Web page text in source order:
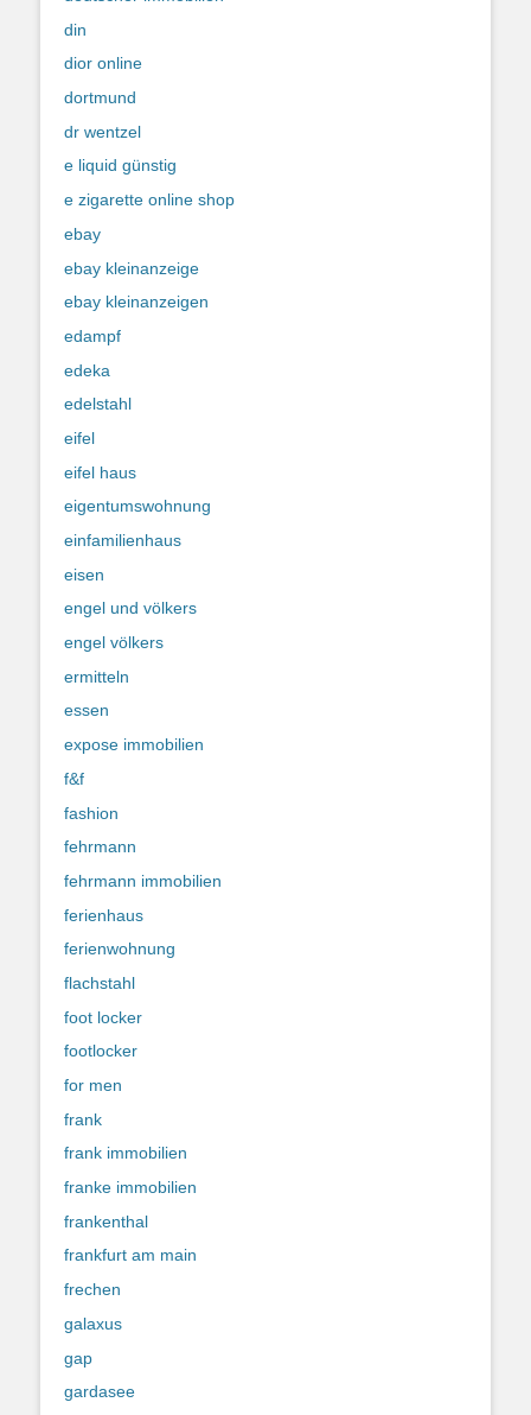
din
dior online
dortmund
dr wentzel
e liquid günstig
e zigarette online shop
ebay
ebay kleinanzeige
ebay kleinanzeigen
edampf
edeka
edelstahl
eifel
eifel haus
eigentumswohnung
einfamilienhaus
eisen
engel und völkers
engel völkers
ermitteln
essen
expose immobilien
f&f
fashion
fehrmann
fehrmann immobilien
ferienhaus
ferienwohnung
flachstahl
foot locker
footlocker
for men
frank
frank immobilien
franke immobilien
frankenthal
frankfurt am main
frechen
galaxus
gap
gardasee